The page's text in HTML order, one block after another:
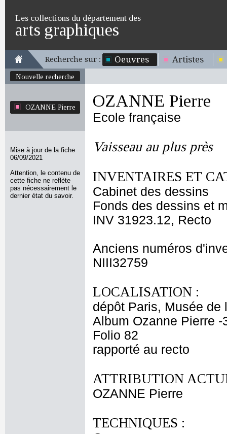
Les collections du département des
arts graphiques
Recherche sur : Oeuvres Artistes
Nouvelle recherche
OZANNE Pierre
Mise à jour de la fiche
06/09/2021
Attention, le contenu de
cette fiche ne reflète
pas nécessairement le
dernier état du savoir.
OZANNE Pierre
Ecole française
Vaisseau au plus près
INVENTAIRES ET
Cabinet des dessins
Fonds des dessins et
INV 31923.12, Recto
Anciens numéros
NIII32759
LOCALISATION :
dépôt Paris, Musée de
Album Ozanne Pierre -
Folio 82
rapporté au recto
ATTRIBUTION
OZANNE Pierre
TECHNIQUES :